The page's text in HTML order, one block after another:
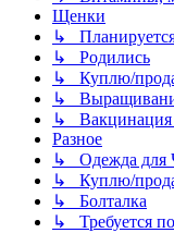
Щенки
↳
↳ Родились
↳ Куплю/
↳
↳ Вакцинация
Разное
↳ Одежда для
↳ Куплю/
↳ Болталка
↳ Требуется